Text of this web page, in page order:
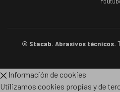
© Stacab. Abrasivos técnicos.
Información de cookies
Utilizamos cookies propias y de